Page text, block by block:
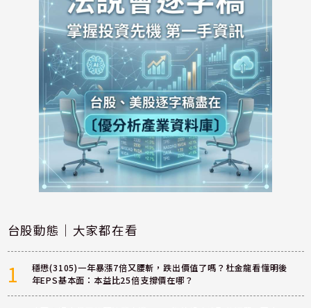
台股動態｜大家都在看
1
穩懋(3105)一年暴漲7倍又腰斬，跌出價值了嗎？杜金龍看懂明後
年EPS基本面：本益比25倍支撐價在哪？